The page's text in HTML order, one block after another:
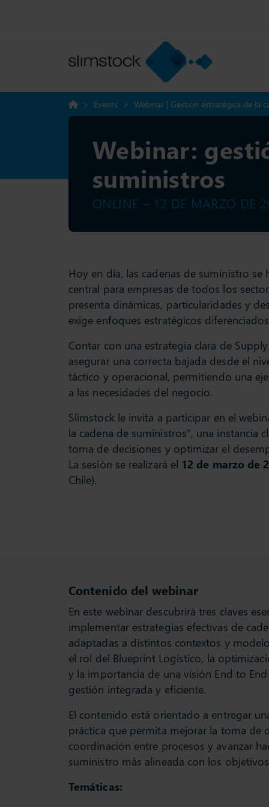
> Events > Webinar | Gestión estratégica de la
Webinar:
suministros
ONLINE – 12 DE MARZO DE
Hoy en día, las cadenas de suministro
central para empresas de todos los
presenta dinámicas, particularidades y
exige enfoques estratégicos
Contar con una estrategia clara de
asegurar una correcta bajada desde el
táctico y operacional, permitiendo una
a las necesidades del negocio.
Slimstock le invita a participar en el
la cadena de suministros”, una instancia
toma de decisiones y optimizar el
La sesión se realizará el 12 de marzo de
Chile).
Contenido del webinar
En este webinar descubrirá tres claves
implementar estrategias efectivas de
adaptadas a distintos contextos y
el rol del Blueprint Logístico, la
y la importancia de una visión End to End
gestión integrada y eficiente.
El contenido está orientado a entregar
práctica que permita mejorar la toma de
coordinación entre procesos y avanzar
suministro más alineada con los
Temáticas: